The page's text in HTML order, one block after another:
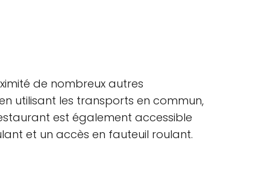
de nombreux autres
utilisant les transports en commun,
est également accessible
et un accès en fauteuil roulant.